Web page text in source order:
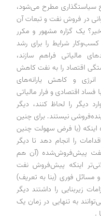
سیاستگذاری مطرح می‌شود،
در فروش نفت و تبعات آن
یک گزاره مشهور و مکرر
شرایط را برای رشد
مالیاتی فراهم سازند،
اقتصاد را به نفت کاهش
و کاهش یارانه‌های
فساد اقتصادی و فرار مالیاتی
دیگر را لحاظ کنند، دیگر
نیستند. برای چنین
اینکه (با فرض سهولت چنین
را انجام دهد تا دیگر
نفت پیش‌فروش‌شده (آن هم
اینکه پیش‌فروش نفت
مسائل فوری (بنا به تعریف)
زیربنایی را داشتند دیگر
به تنهایی در زمان یک
.